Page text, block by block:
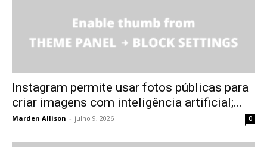
Instagram permite usar fotos públicas para
criar imagens com inteligência artificial;...
Marden Allison - julho 9, 2026 0